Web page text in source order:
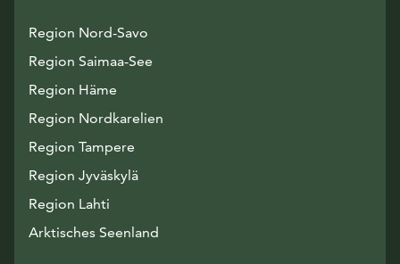
Region Nord-Savo
Region Saimaa-See
Region Häme
Region Nordkarelien
Region Tampere
Region Jyväskylä
Region Lahti
Arktisches Seenland